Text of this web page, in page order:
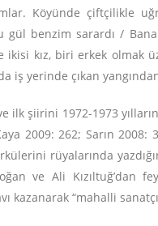
Köyünde çiftçilikle
gül benzim sarardı /
ikisi kız, biri erkek olmak
iş yerinde çıkan
şiirini 1972-1973
2009: 262; Sarın
rüyalarında
ve Ali Kızıltuğ’dan
kazanarak “mahalli